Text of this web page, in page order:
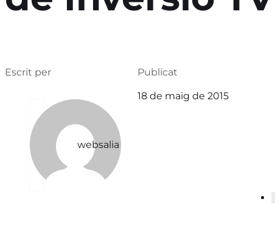
Escrit per
websalia
Publicat
18 de maig de 2015